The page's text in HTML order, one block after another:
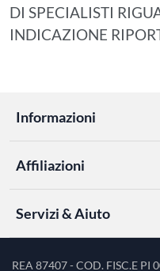
DI SPECIALISTI
INDICAZIONE
Informazioni
Affiliazioni
Servizi & Aiuto
REA 87407 - COD. FISC.E PI